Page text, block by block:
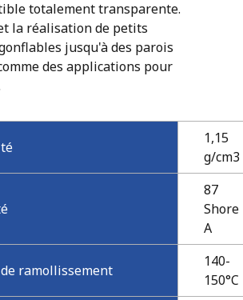
totalement transparente.
la réalisation de petits
jusqu'à des parois
des applications pour
1,15
g/cm3
87
Shore
A
ramollissement
140-
150°C